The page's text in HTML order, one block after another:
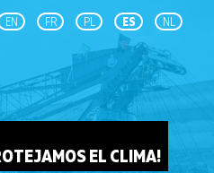
EN FR PL ES NL
EL CLIMA!